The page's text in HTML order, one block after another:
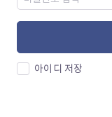
아이디 저장